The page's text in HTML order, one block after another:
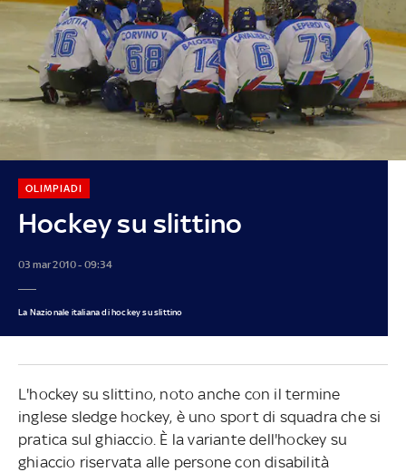
Hockey su slittino
OLIMPIADI
03 mar 2010 - 09:34
La Nazionale italiana di hockey su slittino
L'hockey su slittino, noto anche con il termine
inglese sledge hockey, è uno sport di squadra che si
pratica sul ghiaccio. È la variante dell'hockey su
ghiaccio riservata alle persone con disabilità